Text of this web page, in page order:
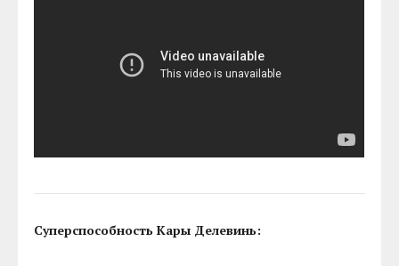
Суперспособность Кары Делевинь: